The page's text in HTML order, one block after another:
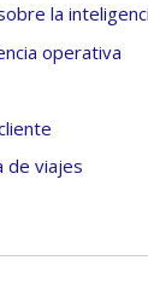
la
operativa
de viajes